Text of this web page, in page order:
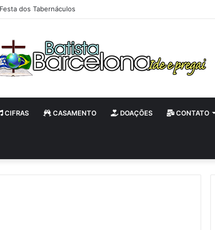
dos Tabernáculos
CIFRAS CASAMENTO DOAÇÕES CONTATO